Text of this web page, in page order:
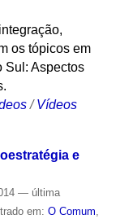
os tópicos em
Sul: Aspectos
/ Vídeos
e
— última
em: O Comum,